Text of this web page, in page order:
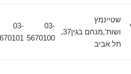
שטיינמץ
ושות',מנחם בגין37,
תל אביב
5670100
5670101